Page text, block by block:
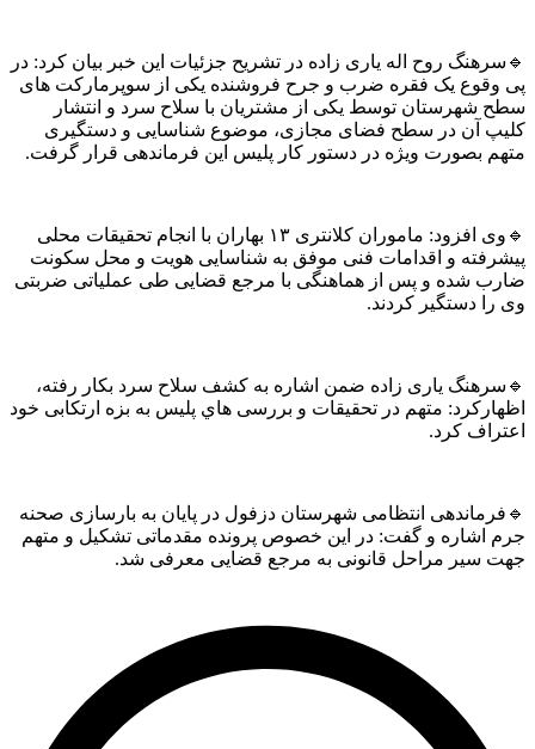
روح اله یاری زاده در تشریح جزئیات این خبر بیان کرد: در
یک فقره ضرب و جرح فروشنده یکی از سوپرمارکت های
توسط یکی از مشتریان با سلاح سرد و انتشار
آن در سطح فضای مجازی، موضوع شناسایی و دستگیری
بصورت ویژه در دستور کار پلیس این فرماندهی قرار گرفت.
🔹وی افزود: ماموران کلانتری ۱۳ بهاران با انجام تحقیقات محلی
و اقدامات فنی موفق به شناسایی هویت و محل سکونت
شده و پس از هماهنگی با مرجع قضایی طی عملیاتی ضربتی
دستگیر کردند.
یاری زاده ضمن اشاره به کشف سلاح سرد بکار رفته،
متهم در تحقیقات و بررسی هاي پلیس به بزه ارتکابی خود
کرد.
انتظامی شهرستان دزفول در پایان به بارسازی صحنه
و گفت: در این خصوص پرونده مقدماتی تشکیل و متهم
مراحل قانونی به مرجع قضایی معرفی شد.